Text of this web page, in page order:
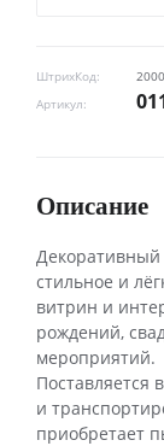
ШтрихКод:
Артикул:
Описание
стильное и
витрин и
рождений,
мероприятий.
Поставляется
и
приобретает